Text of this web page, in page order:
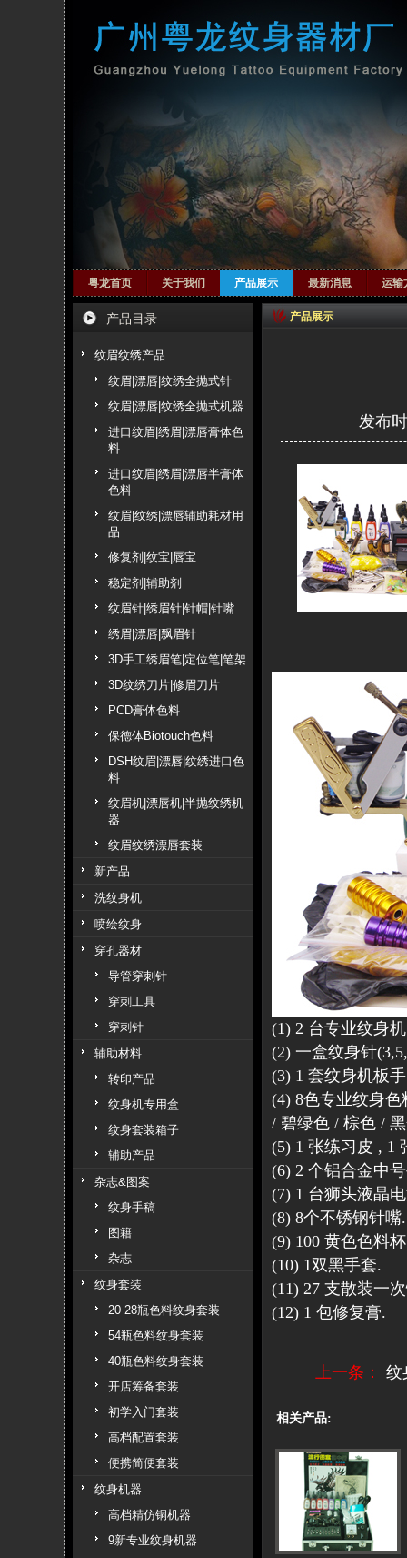
粤龙首页 关于我们 产品展示 最新消息 运输
产品目录
纹眉纹绣产品
纹眉|漂唇|纹绣全抛式针
纹眉|漂唇|纹绣全抛式机器
进口纹眉|绣眉|漂唇膏体色
料
进口纹眉|绣眉|漂唇半膏体
色料
纹眉|纹绣|漂唇辅助耗材用
品
修复剂|纹宝|唇宝
稳定剂|辅助剂
纹眉针|绣眉针|针帽|针嘴
绣眉|漂唇|飘眉针
3D手工绣眉笔|定位笔|笔架
3D纹绣刀片|修眉刀片
PCD膏体色料
保德体Biotouch色料
DSH纹眉|漂唇|纹绣进口色
料
纹眉机|漂唇机|半抛纹绣机
器
纹眉纹绣漂唇套装
新产品
洗纹身机
喷绘纹身
穿孔器材
导管穿刺针
穿刺工具
穿刺针
辅助材料
转印产品
纹身机专用盒
纹身套装箱子
辅助产品
杂志&图案
纹身手稿
图籍
杂志
纹身套装
20 28瓶色料纹身套装
54瓶色料纹身套装
40瓶色料纹身套装
开店筹备套装
初学入门套装
高档配置套装
便携简便套装
纹身机器
高档精仿铜机器
9新专业纹身机器
产品展示
发布
(1) 2 台专业纹身
(2) 一盒纹身针
(3) 1 套纹身机板
(4) 8色专业纹身
/ 碧绿色 / 棕色 /
(5) 1 张练习皮 , 1
(6) 2 个铝合金中
(7) 1 台狮头液晶
(8) 8个不锈钢针嘴.
(9) 100 黄色色料
(10) 1双黑手套.
(11) 27 支散装一
(12) 1 包修复膏.
上一条： 纹
相关产品: